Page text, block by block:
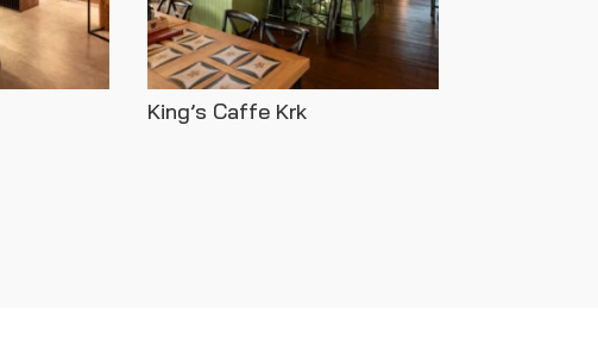
King’s Caffe Krk